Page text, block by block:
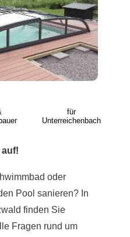
für
Unterreichenbach
oder
Pool sanieren? In
finden Sie
Fragen rund um